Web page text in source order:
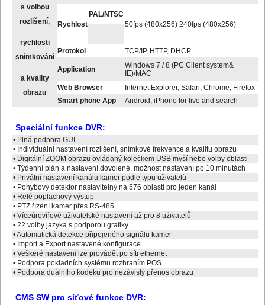
s volbou
rozlišení,
rychlosti
snímkování
a kvality
obrazu
Rychlost
PAL/NTSC
50fps (480x256) 240fps (480x256)
Protokol TCP/IP, HTTP, DHCP
Application
Windows 7 / 8 (PC Client system&
IE)/MAC
Web Browser
Internet Explorer, Safari, Chrome, Firefox
Smart phone App
Android, iPhone for live and search
Speciální funkce DVR:
• Plná podpora GUI
• Individuální nastavení rozlišení, snímkové frekvence a kvalitu obrazu
• Digitální ZOOM obrazu ovládaný kolečkem USB myší nebo volby oblasti
• Týdenní plán a nastavení dovolené, možnost nastavení po 10 minutách
• Privátní nastavení kanálu kamer podle typu uživatelů
• Pohybový detektor nastavitelný na 576 oblastí pro jeden kanál
• Relé poplachový výstup
• PTZ řízení kamer přes RS-485
• Víceúrovňové uživatelské nastavení až pro 8 uživatelů
• 22 volby jazyka s podporou grafiky
• Automatická detekce připojeného signálu kamer
• Import a Export nastavené konfigurace
• Veškeré nastavení lze provádět po síti ethernet
• Podpora pokladních systému rozhraním POS
• Podpora duálního kodeku pro nezávislý přenos obrazu
CMS SW pro síťové funkce DVR: